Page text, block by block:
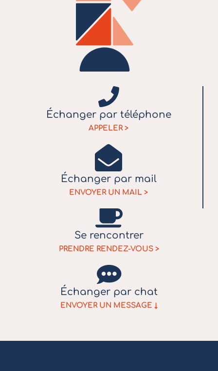
Échanger par téléphone
APPELER >
Échanger par mail
ENVOYER UN MAIL >
Se rencontrer
PRENDRE RENDEZ-VOUS >
Échanger par chat
ENVOYER UN MESSAGE ↓